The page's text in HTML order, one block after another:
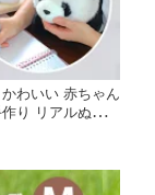
わいい 赤ちゃん
り リアルぬいぐ
り 大きい 動物
日 【L 大サイ